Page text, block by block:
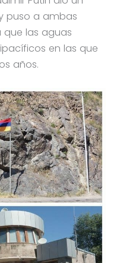
puso a ambas
que las aguas
en las que
años.